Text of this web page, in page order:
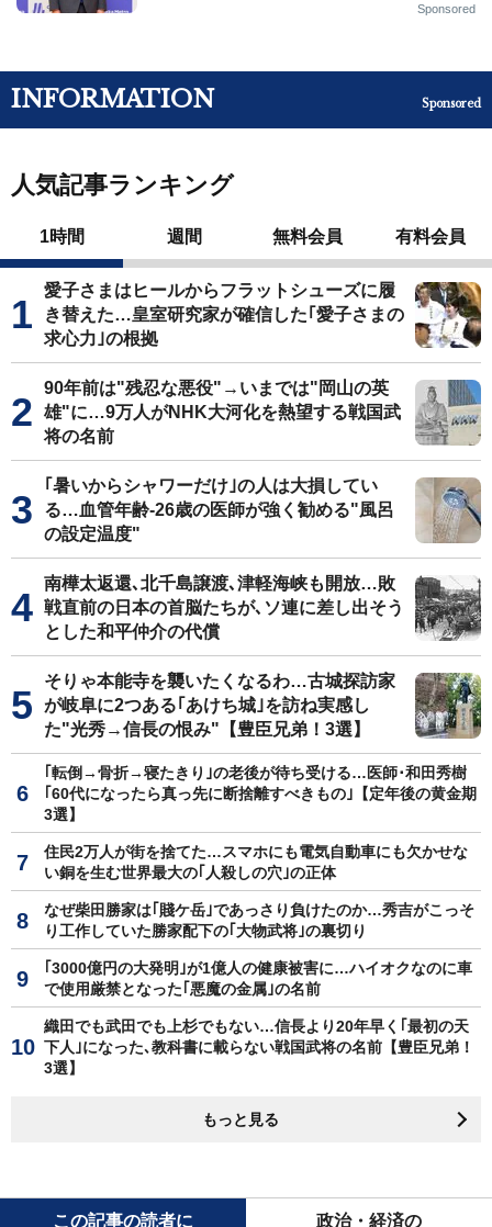
Sponsored
INFORMATION Sponsored
人気記事ランキング
1時間 週間 無料会員 有料会員
愛子さまはヒールからフラットシューズに履
き替えた…皇室研究家が確信した｢愛子さまの
求心力｣の根拠
90年前は"残忍な悪役"→いまでは"岡山の英
雄"に…9万人がNHK大河化を熱望する戦国武
将の名前
｢暑いからシャワーだけ｣の人は大損してい
る…血管年齢-26歳の医師が強く勧める"風呂
の設定温度"
南樺太返還､北千島譲渡､津軽海峡も開放…敗
戦直前の日本の首脳たちが､ソ連に差し出そう
とした和平仲介の代償
そりゃ本能寺を襲いたくなるわ…古城探訪家
が岐阜に2つある｢あけち城｣を訪ね実感し
た"光秀→信長の恨み"【豊臣兄弟！3選】
｢転倒→骨折→寝たきり｣の老後が待ち受ける…医師･和田秀樹
｢60代になったら真っ先に断捨離すべきもの｣【定年後の黄金期
3選】
住民2万人が街を捨てた…スマホにも電気自動車にも欠かせな
い銅を生む世界最大の｢人殺しの穴｣の正体
なぜ柴田勝家は｢賤ケ岳｣であっさり負けたのか…秀吉がこっそ
り工作していた勝家配下の｢大物武将｣の裏切り
｢3000億円の大発明｣が1億人の健康被害に…ハイオクなのに車
で使用厳禁となった｢悪魔の金属｣の名前
織田でも武田でも上杉でもない…信長より20年早く｢最初の天
下人｣になった､教科書に載らない戦国武将の名前【豊臣兄弟！
3選】
もっと見る
この記事の読者に 政治・経済の